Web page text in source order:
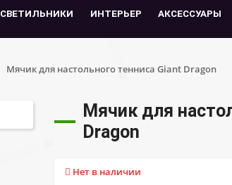
СВЕТИЛЬНИКИ ИНТЕРЬЕР АКСЕССУАРЫ
Мячик для настольного тенниса Giant Dragon
Мячик для
Dragon
Нет в наличии